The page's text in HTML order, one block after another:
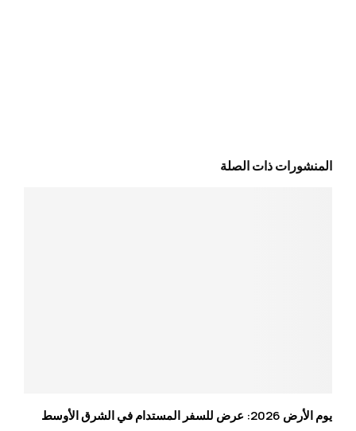
المنشورات ذات الصلة
يوم الأرض 2026: عرض للسفر المستدام في الشرق الأوسط